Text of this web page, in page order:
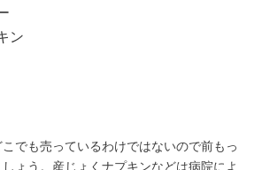
ン
でも売っているわけではないので前もっ
ょう。産じょくナプキンなどは病院によ